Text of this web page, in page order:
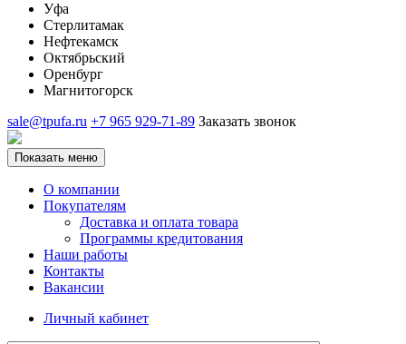
Уфа
Стерлитамак
Нефтекамск
Октябрьский
Оренбург
Магнитогорск
sale@tpufa.ru +7 965 929-71-89 Заказать звонок
Показать меню
О компании
Покупателям
Доставка и оплата товара
Программы кредитования
Наши работы
Контакты
Вакансии
Личный кабинет